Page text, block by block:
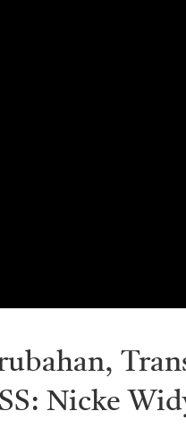
Nicke